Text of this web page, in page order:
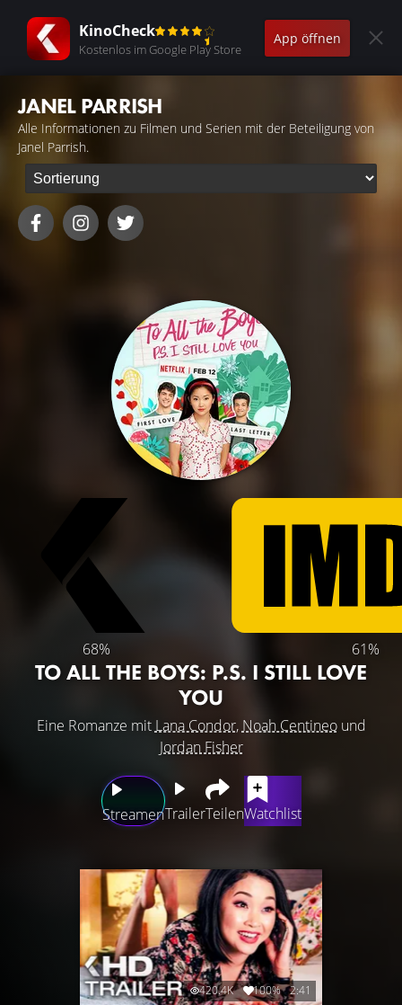
KinoCheck
Kostenlos im Google Play Store
App öffnen
JANEL PARRISH
Alle Informationen zu Filmen und Serien mit der Beteiligung von
Janel Parrish.
68% 61%
TO ALL THE BOYS: P.S. I STILL LOVE
YOU
Eine Romanze mit Lana Condor, Noah Centineound
Jordan Fisher
StreamenTrailerTeilenWatchlist
420.4K 100% 2:41